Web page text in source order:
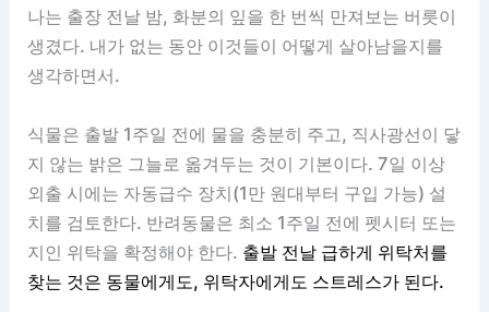
나는 출장 전날 밤, 화분의 잎을 한 번씩 만져보는 버릇이
생겼다. 내가 없는 동안 이것들이 어떻게 살아남을지를
생각하면서.
식물은 출발 1주일 전에 물을 충분히 주고, 직사광선이 닿
지 않는 밝은 그늘로 옮겨두는 것이 기본이다. 7일 이상
외출 시에는 자동급수 장치(1만 원대부터 구입 가능) 설
치를 검토한다. 반려동물은 최소 1주일 전에 펫시터 또는
지인 위탁을 확정해야 한다. 출발 전날 급하게 위탁처를
찾는 것은 동물에게도, 위탁자에게도 스트레스가 된다.